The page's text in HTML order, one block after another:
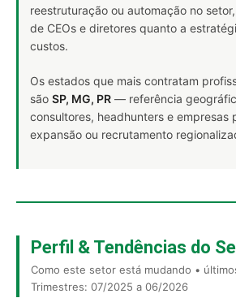
reestruturação ou automação no
de CEOs e diretores quanto a
custos.
Os estados que mais contratam
são SP, MG, PR — referência
consultores, headhunters e empresas
expansão ou recrutamento
Perfil & Tendências do
Como este setor está mudando •
Trimestres: 07/2025 a 06/2026